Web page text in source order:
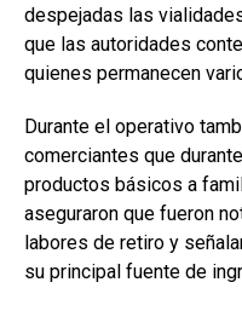
despejadas las
que las autoridades
quienes permanecen
Durante el operativo
comerciantes que
productos básicos a
aseguraron que fueron
labores de retiro y
su principal fuente de